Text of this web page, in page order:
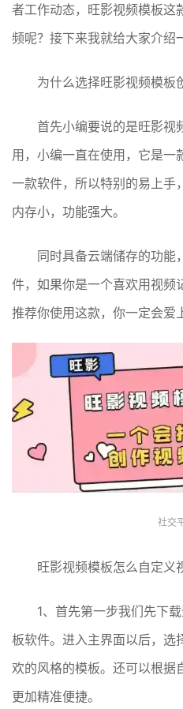
者工作动态，旺影视频模板这
频呢？接下来我就给大家介绍
为什么选择旺影视频模板
首先小编要说的是旺影视
用，小编一直在使用，它是一
一款软件，所以特别的易上手
内存小，功能强大。
同时具备云端储存的功能
件，如果你是一个喜欢用视频
推荐你使用这款，你一定会爱
社交
旺影视频模板怎么自定义
1、首先第一步我们先下
板软件。进入主界面以后，选
欢的风格的模板。还可以根据
更加精准便捷。